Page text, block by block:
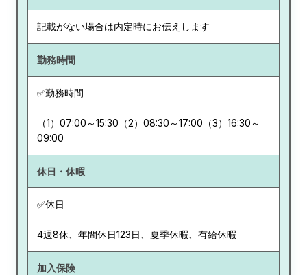
記載がない場合は内定時にお伝えします
勤務時間
✅勤務時間
（1）07:00～15:30（2）08:30～17:00（3）16:30～
09:00
休日・休暇
✅休日
4週8休、年間休日123日、夏季休暇、有給休暇
加入保険